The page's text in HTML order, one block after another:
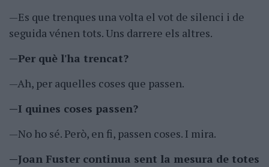
—Es que trenques una volta el vot de silenci i de
seguida vénen tots. Uns darrere els altres.
—Per què l'ha trencat?
—Ah, per aquelles coses que passen.
—I quines coses passen?
—No ho sé. Però, en fi, passen coses. I mira.
—Joan Fuster continua sent la mesura de totes